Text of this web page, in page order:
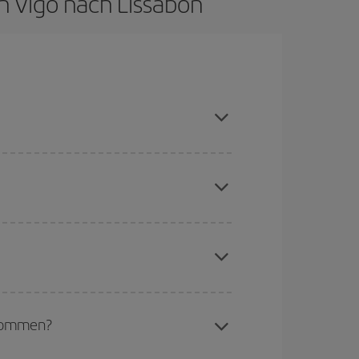
günstiger sind die Preise.